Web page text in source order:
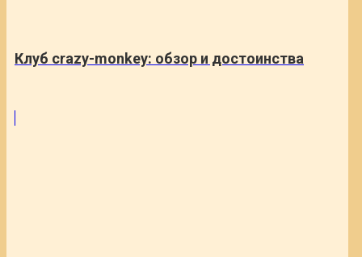
Клуб crazy-monkey: обзор и достоинства